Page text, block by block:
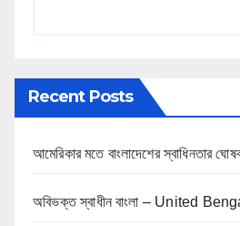
a
g
i
n
Recent Posts
আমেরিকার মতে বাংলাদেশের স্বাধিনতার
অবিভক্ত স্বাধীন বাংলা – United